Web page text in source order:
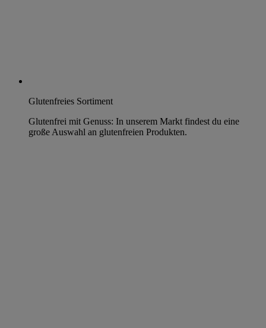
Glutenfreies Sortiment
Glutenfrei mit Genuss: In unserem Markt findest du eine
große Auswahl an glutenfreien Produkten.